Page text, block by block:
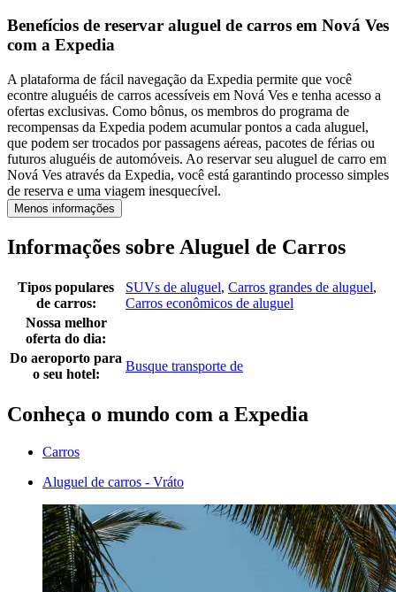
Benefícios de reservar aluguel de carros em Nová Ves
com a Expedia
A plataforma de fácil navegação da Expedia permite que você
econtre aluguéis de carros acessíveis em Nová Ves e tenha acesso a
ofertas exclusivas. Como bônus, os membros do programa de
recompensas da Expedia podem acumular pontos a cada aluguel,
que podem ser trocados por passagens aéreas, pacotes de férias ou
futuros aluguéis de automóveis. Ao reservar seu aluguel de carro em
Nová Ves através da Expedia, você está garantindo processo simples
de reserva e uma viagem inesquecível.
Menos informações
Informações sobre Aluguel de Carros
Tipos populares
de carros:
SUVs de aluguel, Carros grandes de aluguel,
Carros econômicos de aluguel
Nossa melhor
oferta do dia:
Do aeroporto para
o seu hotel:
Busque transporte de
Conheça o mundo com a Expedia
Carros
Aluguel de carros - Vráto